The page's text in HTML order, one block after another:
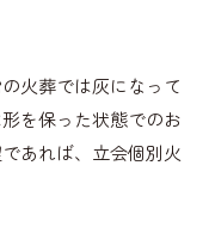
火葬では灰になって
を保った状態でのお
あれば、立会個別火